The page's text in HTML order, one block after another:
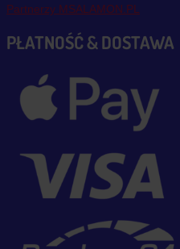
Partnerzy MSALAMON.PL
PŁATNOŚĆ & DOSTAWA